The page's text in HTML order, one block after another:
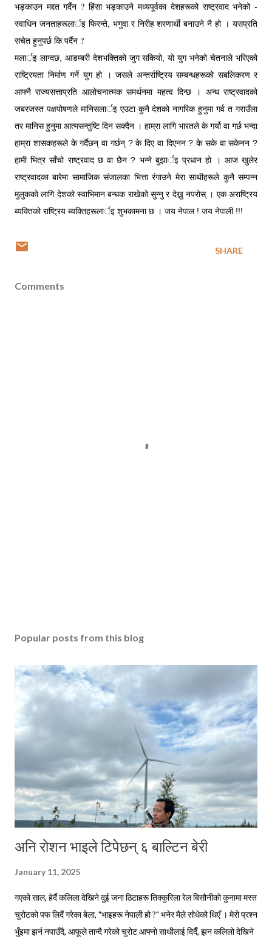
भड्काउन मद्दत गर्दैन ? हिंसा भड्काउने मध्यपूर्वका देशहरूको राष्ट्रवाद भनेको -
स्वाधिन जनताहरूलार्इ फिरन्ते, भगुवा र निरीह शरणार्थी बनाउने नै हो । यसप्रति
सचेत हुनुपर्छ कि पर्दैन ?
मलार्इ लाग्दछ, आडम्बरी देशभक्तिको जुग सकियो, यो युग भनेको चेतनाले भरिएको
राष्ट्रियता निर्माण गर्ने युग हो । जसले अन्तर्राष्ट्रिय सम्बन्धहरूको सबलिकरण र
आफ्नै राज्यसत्ताप्रति आलोचनात्मक समर्थनमा महत्व दिन्छ । अन्ध राष्ट्रवादको
जबरजस्त पक्षपोषणले मानिसलार्इ एउटा कुनै देशको नागरिक हुनुमा गर्व त गराउँला
तर मानिस हुनुमा आत्मसन्तुष्टि दिन सक्दैन । हाम्रा लागि भारतले के गर्यो वा गर्छ भन्दा
हाम्रा शासकहरूले के गर्दैछन् वा गर्छन् ? के दिए वा दिएनन ? के सके वा सकेनन ?
हामी भित्र साँचो राष्ट्रवाद छ वा छैन ? भन्ने बुझार्इ प्रधान हो । आज खुलेर
राष्ट्रवादका बारेमा सामाजिक संजालका भित्ता रंगाउने मेरा साथीहरूले कुनै सम्पन्न
मुलुकको लागि देशको स्वाभिमान बन्धक राखेको सुन्नु र देख्नु नपरोस् । एक अराष्ट्रिय
ब्यक्तिको राष्ट्रिय ब्यक्तिहरूलार्इ शुभकामना छ । जय नेपाल ! जय नेपाली !!!
SHARE
Comments
Popular posts from this blog
अनि रोशन भाइले टिपेछन् ६ बाल्टिन बेरी
January 11, 2025
गएको साल, हेर्दै कलिला देखिने दुई जना ठिटाहरू तिक्कुरिला रेल बिसौनीको कुनामा मस्त
चुरोटको पफ लिदैं गरेका बेला, "भाइहरू नेपाली हो ?" भनेर मैले सोधेको थिएँ । मेरो प्रश्न
भुँइमा झर्न नपाउँदै, आफूले तान्दै गरेको चुरोट आफ्नो साथीलाई दिदैँ, झन कलिलो देखिने